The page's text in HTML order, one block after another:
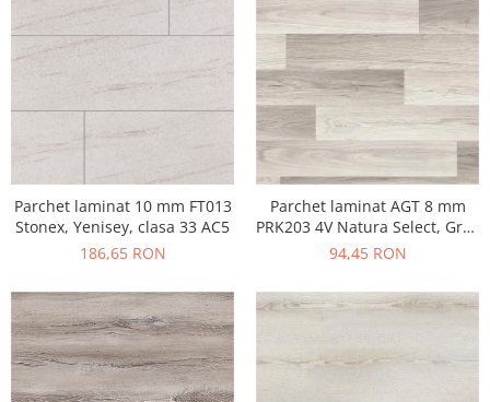
Parchet laminat 10 mm FT013
Stonex, Yenisey, clasa 33 AC5
186,65 RON
Parchet laminat AGT 8 mm
PRK203 4V Natura Select, Grey
Oak, clasa 32 AC4
94,45 RON